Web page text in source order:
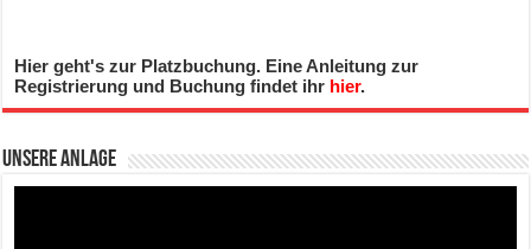
Hier geht's zur Platzbuchung. Eine Anleitung zur
Registrierung und Buchung findet ihr hier.
Unsere Anlage